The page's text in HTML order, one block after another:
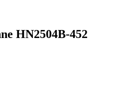
HN2504B-452